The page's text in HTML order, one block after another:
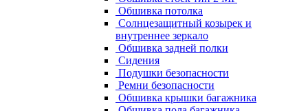
Обшивка потолка
Солнцезащитный козырек и
внутреннее зеркало
Обшивка задней полки
Сидения
Подушки безопасности
Ремни безопасности
Обшивка крышки багажника